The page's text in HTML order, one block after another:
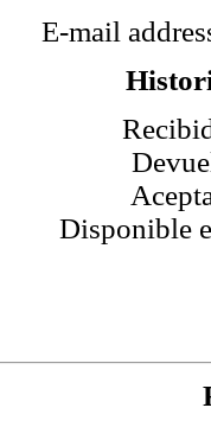
E-mail
Disponible